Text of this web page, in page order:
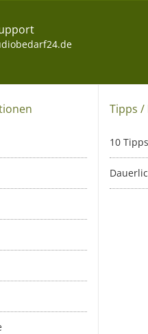
Tipps /
10